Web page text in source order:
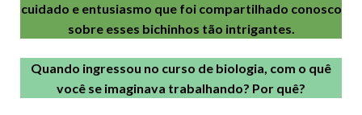
cuidado e entusiasmo que foi compartilhado conosco
sobre esses bichinhos tão intrigantes.
Quando ingressou no curso de biologia, com o quê
você se imaginava trabalhando? Por quê?